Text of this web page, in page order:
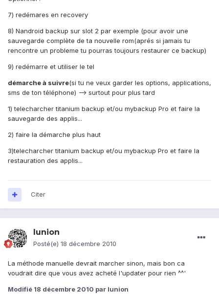
7) redémares en recovery
8) Nandroid backup sur slot 2 par exemple (pour avoir une
sauvegarde complète de ta nouvelle rom(aprés si jamais tu
rencontre un probleme tu pourras toujours restaurer ce backup)
9) redémarre et utiliser le tel
démarche à suivre(si tu ne veux garder les options, applications,
sms de ton téléphone) --> surtout pour plus tard
1) telecharcher titanium backup et/ou mybackup Pro et faire la
sauvegarde des applis...
2) faire la démarche plus haut
3)telecharcher titanium backup et/ou mybackup Pro et faire la
restauration des applis...
Citer
lunion
Posté(e) 18 décembre 2010
La méthode manuelle devrait marcher sinon, mais bon ca
voudrait dire que vous avez acheté l'updater pour rien ^^'
Modifié 18 décembre 2010 par lunion